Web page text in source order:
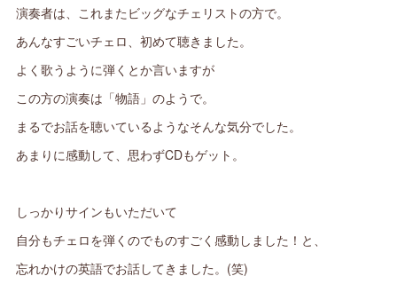
演奏者は、これまたビッグなチェリストの方で。
あんなすごいチェロ、初めて聴きました。
よく歌うように弾くとか言いますが
この方の演奏は「物語」のようで。
まるでお話を聴いているようなそんな気分でした。
あまりに感動して、思わずCDもゲット。
しっかりサインもいただいて
自分もチェロを弾くのでものすごく感動しました！と、
忘れかけの英語でお話してきました。(笑)